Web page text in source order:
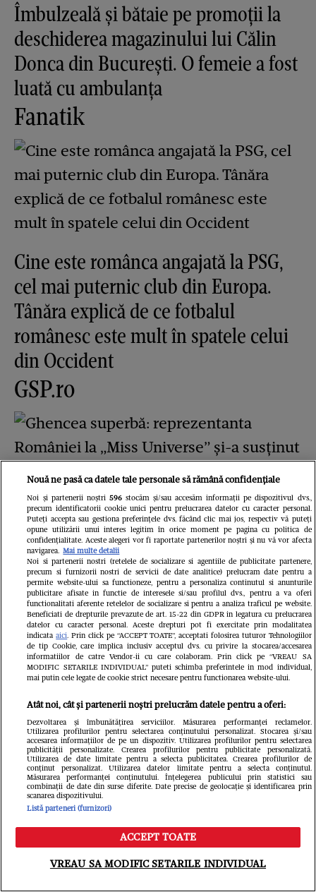
Îmbulzeală și bătaie pe promoții la
deschiderea magazinului lui Călin
Donca din București. O femeie a fost
luată cu ambulanța
Fanatik
Cine este românca angajată la PSG,
cel mai puternic club din Europa.
Tânăra explică de ce fotbalul
românesc este mult în spatele celui
din Occident
GSP.ro
Ghencea superbă: reprezentanta
României la „Miss Universe” și-a
susținut favoritul din tribune, la
FCSB - FC Argeș
Redactia.ro
Cum a fost Denise Rifai înșelată de
fostul iubit? Prezentatoarea a făcut
dezvăluirea în direct, la TV
Libertatea.ro
Meniu Caută
Nouă ne pasă ca datele tale personale să rămână confidențiale
Noi și partenerii noștri 596stocăm și/sau accesăm informații pe dispozitivul dvs.,
precum identificatorii cookie unici pentru prelucrarea datelor cu caracter personal.
Puteți accepta sau gestiona preferințele dvs. făcând clic mai jos, respectiv vă puteți
opune utilizării unui interes legitim în orice moment pe pagina cu politica de
confidențialitate. Aceste alegeri vor fi raportate partenerilor noștri și nu vă vor afecta
navigarea. Mai multe detalii
Noi si partenerii nostri (retelele de socializare si agentiile de publicitate partenere,
precum si furnizorii nostri de servicii de date analitice) prelucram date pentru a
permite website-ului sa functioneze, pentru a personaliza continutul si anunturile
publicitare afisate in functie de interesele si/sau profilul dvs., pentru a va oferi
functionalitati aferente retelelor de socializare si pentru a analiza traficul pe website.
Beneficiati de drepturile prevazute de art. 15-22 din GDPR in legatura cu prelucrarea
datelor cu caracter personal. Aceste drepturi pot fi exercitate prin modalitatea
indicataaici. Prin click pe “ACCEPT TOATE”, acceptati folosirea tuturor Tehnologiilor
de tip Cookie, care implica inclusiv acceptul dvs. cu privire la stocarea/accesarea
informatiilor de catre Vendor-ii cu care colaboram. Prin click pe “VREAU SA
MODIFIC SETARILE INDIVIDUAL” puteti schimba preferintele in mod individual,
mai putin cele legate de cookie strict necesare pentru functionarea website-ului.
Atât noi, cât și partenerii noștri prelucrăm datele pentru a oferi:
Dezvoltarea și îmbunătățirea serviciilor. Măsurarea performanței reclamelor.
Utilizarea profilurilor pentru selectarea conținutului personalizat. Stocarea și/sau
accesarea informațiilor de pe un dispozitiv. Utilizarea profilurilor pentru selectarea
publicității personalizate. Crearea profilurilor pentru publicitate personalizată.
Utilizarea de date limitate pentru a selecta publicitatea. Crearea profilurilor de
conținut personalizat. Utilizarea datelor limitate pentru a selecta conținutul.
Măsurarea performanței conținutului. Înțelegerea publicului prin statistici sau
combinații de date din surse diferite. Date precise de geolocație și identificarea prin
scanarea dispozitivului.
Listă parteneri (furnizori)
ACCEPT TOATE
VREAU SA MODIFIC SETARILE INDIVIDUAL